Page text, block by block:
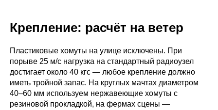
Крепление: расчёт на ветер
Пластиковые хомуты на улице исключены. При
порыве 25 м/с нагрузка на стандартный радиоузел
достигает около 40 кгс — любое крепление должно
иметь тройной запас. На круглых мачтах диаметром
40–60 мм используем нержавеющие хомуты с
резиновой прокладкой, на фермах сцены —